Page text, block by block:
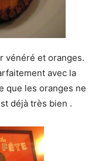
vénéré et oranges.
avec la
que les oranges ne
déjà très bien .